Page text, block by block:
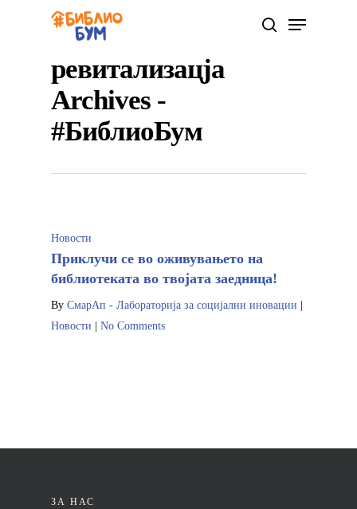
Hit enter to search or ESC to close
ревитализацја
Archives -
#БиблиоБум
Новости
Приклучи се во оживувањето на
библиотеката во твојата заедница!
By СмарАп - Лабораторија за социјални иновации
Новости
No Comments
ЗА НАС